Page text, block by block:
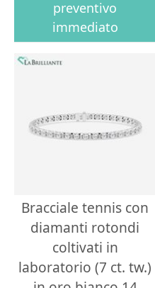
preventivo
immediato
Bracciale tennis con
diamanti rotondi
coltivati in
laboratorio (7 ct. tw.)